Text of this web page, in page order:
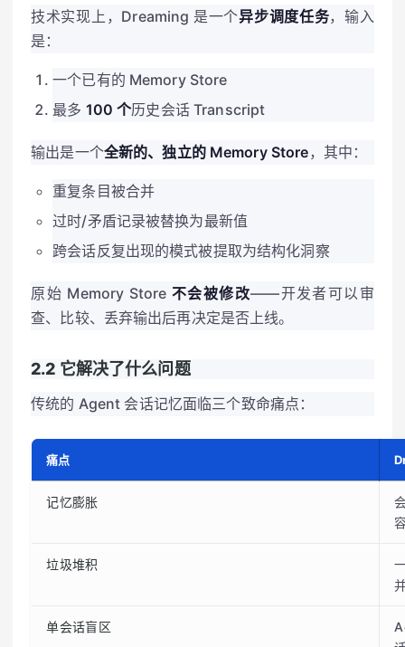
技术实现上，Dreaming 是一个异步调度任务，输入
是：
一个已有的 Memory Store
最多 100 个历史会话 Transcript
输出是一个全新的、独立的 Memory Store，其中：
重复条目被合并
过时/矛盾记录被替换为最新值
跨会话反复出现的模式被提取为结构化洞察
原始 Memory Store 不会被修改——开发者可以审
查、比较、丢弃输出后再决定是否上线。
2.2 它解决了什么问题
传统的 Agent 会话记忆面临三个致命痛点：
痛点
记忆膨胀
垃圾堆积
单会话盲区